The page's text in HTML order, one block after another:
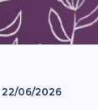
22/06/2026